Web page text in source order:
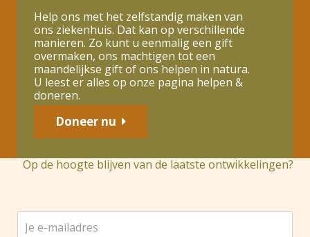
Help ons met het zelfstandig maken van
ons ziekenhuis. Dat kan op verschillende
manieren. Zo kunt u eenmalig een gift
overmaken, ons machtigen tot een
maandelijkse gift of ons helpen in natura.
U leest er alles op onze pagina helpen &
doneren.
Doneer nu
Op de hoogte blijven van de laatste ontwikkelingen?